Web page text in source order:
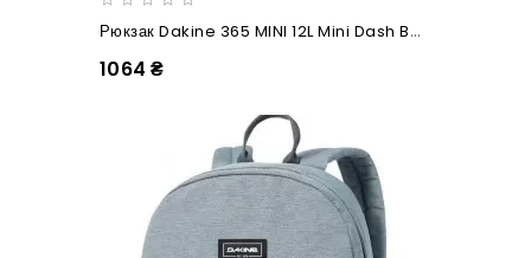
Рюкзак Dakine 365 MINI 12L Mini Dash Barley
1064 ₴